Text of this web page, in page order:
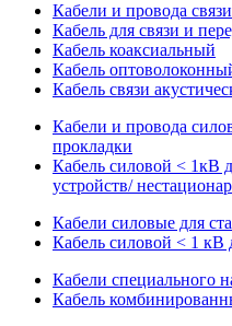
Кабели и провода связи
Кабель для связи и
Кабель коаксиальный
Кабель
Кабель связи
Кабели и провода
прокладки
Кабель силовой < 1кВ
устройств/
Кабели силовые для
Кабель силовой < 1 кВ
Кабели специального
Кабель